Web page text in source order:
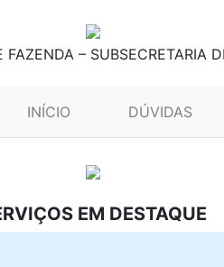
FAZENDA – SUBSECRETARIA
INÍCIO (CURRENT)DÚVIDAS
EM DESTAQUE